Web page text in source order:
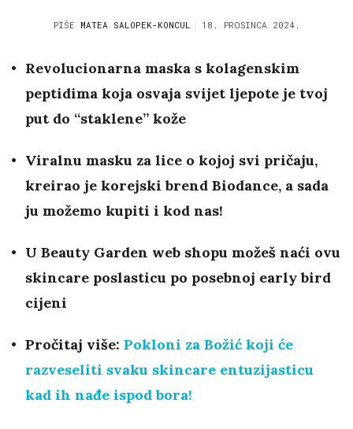
PIŠE MATEA SALOPEK-KONCUL 18. PROSINCA 2024.
Revolucionarna maska ​​s kolagenskim
peptidima koja osvaja svijet ljepote je tvoj
put do “staklene” kože
Viralnu masku ​​za lice o kojoj svi pričaju,
kreirao je korejski brend Biodance, a sada
ju možemo kupiti i kod nas!
U Beauty Garden web shopu možeš naći ovu
skincare poslasticu po posebnoj early bird
cijeni
Pročitaj više: Pokloni za Božić koji će
razveseliti svaku skincare entuzijasticu
kad ih nađe ispod bora!